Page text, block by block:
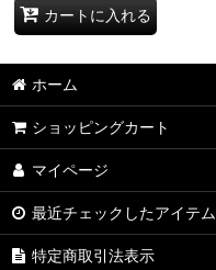
カートに入れる
ホーム
ショッピングカート
マイページ
最近チェックしたアイテム
特定商取引法表示